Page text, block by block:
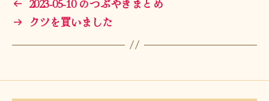
→ クツを買いました